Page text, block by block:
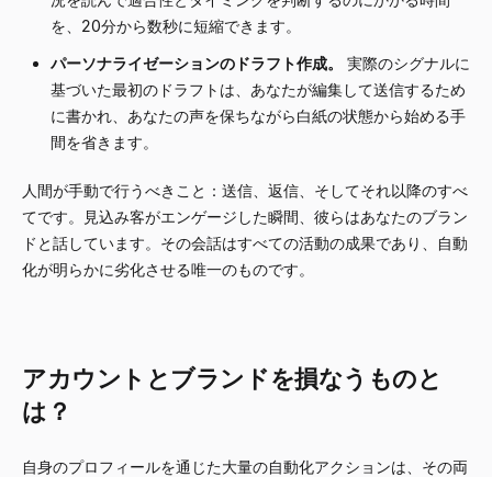
を、20分から数秒に短縮できます。
パーソナライゼーションのドラフト作成。
実際のシグナルに
基づいた最初のドラフトは、あなたが編集して送信するため
に書かれ、あなたの声を保ちながら白紙の状態から始める手
間を省きます。
人間が手動で行うべきこと：送信、返信、そしてそれ以降のすべ
てです。見込み客がエンゲージした瞬間、彼らはあなたのブラン
ドと話しています。その会話はすべての活動の成果であり、自動
化が明らかに劣化させる唯一のものです。
アカウントとブランドを損なうものと
は？
自身のプロフィールを通じた大量の自動化アクションは、その両